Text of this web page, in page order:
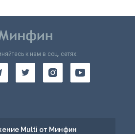
к нам в соц. сетях:
Multi от Минфин